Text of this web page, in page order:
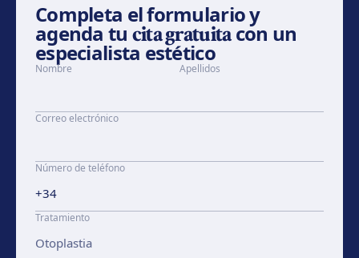
Completa el formulario y
agenda tu cita gratuitacon un
especialista estético
Nombre Apellidos
Correo electrónico
Número de teléfono
Tratamiento